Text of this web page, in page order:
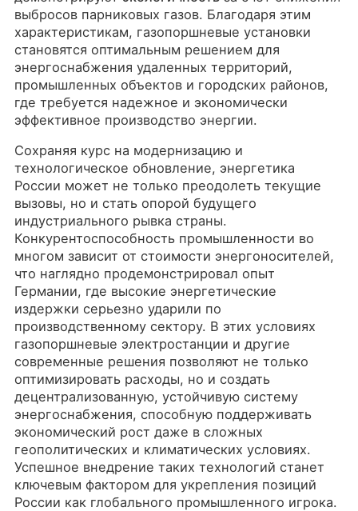
выбросов парниковых газов. Благодаря этим
характеристикам, газопоршневые установки
становятся оптимальным решением для
энергоснабжения удаленных территорий,
промышленных объектов и городских районов,
где требуется надежное и экономически
эффективное производство энергии.
Сохраняя курс на модернизацию и
технологическое обновление, энергетика
России может не только преодолеть текущие
вызовы, но и стать опорой будущего
индустриального рывка страны.
Конкурентоспособность промышленности во
многом зависит от стоимости энергоносителей,
что наглядно продемонстрировал опыт
Германии, где высокие энергетические
издержки серьезно ударили по
производственному сектору. В этих условиях
газопоршневые электростанции и другие
современные решения позволяют не только
оптимизировать расходы, но и создать
децентрализованную, устойчивую систему
энергоснабжения, способную поддерживать
экономический рост даже в сложных
геополитических и климатических условиях.
Успешное внедрение таких технологий станет
ключевым фактором для укрепления позиций
России как глобального промышленного игрока.